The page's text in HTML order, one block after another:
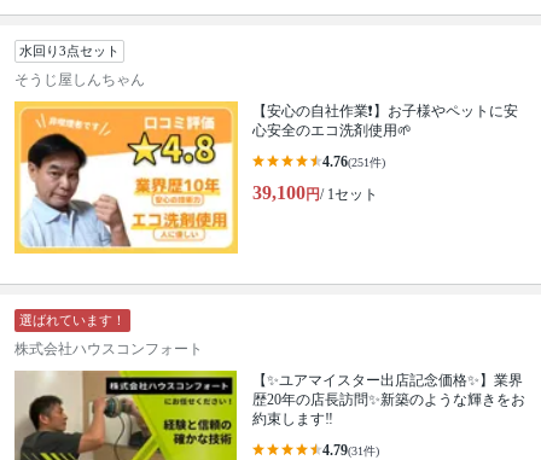
水回り3点セット
そうじ屋しんちゃん
【安心の自社作業❗️】お子様やペットに安
心安全のエコ洗剤使用🌱
4.76(251件)
39,100円/ 1セット
選ばれています！
株式会社ハウスコンフォート
【✨ユアマイスター出店記念価格✨】業界
歴20年の店長訪問✨新築のような輝きをお
約束します‼️
4.79(31件)